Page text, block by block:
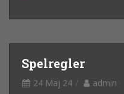
Spelregler
24 Maj 24 admin